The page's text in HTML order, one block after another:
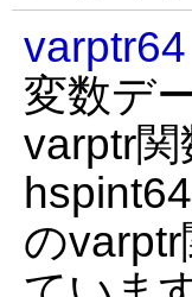
varptr64
変数デ
varptr
の